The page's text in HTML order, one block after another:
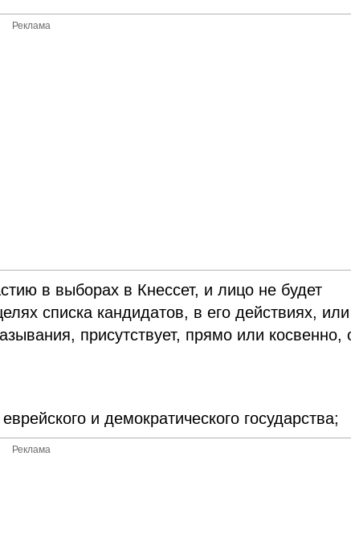
Реклама
в выборах в Кнессет, и лицо не будет
списка кандидатов, в его действиях,
присутствует, прямо или косвенно,
и демократического государства;
Реклама